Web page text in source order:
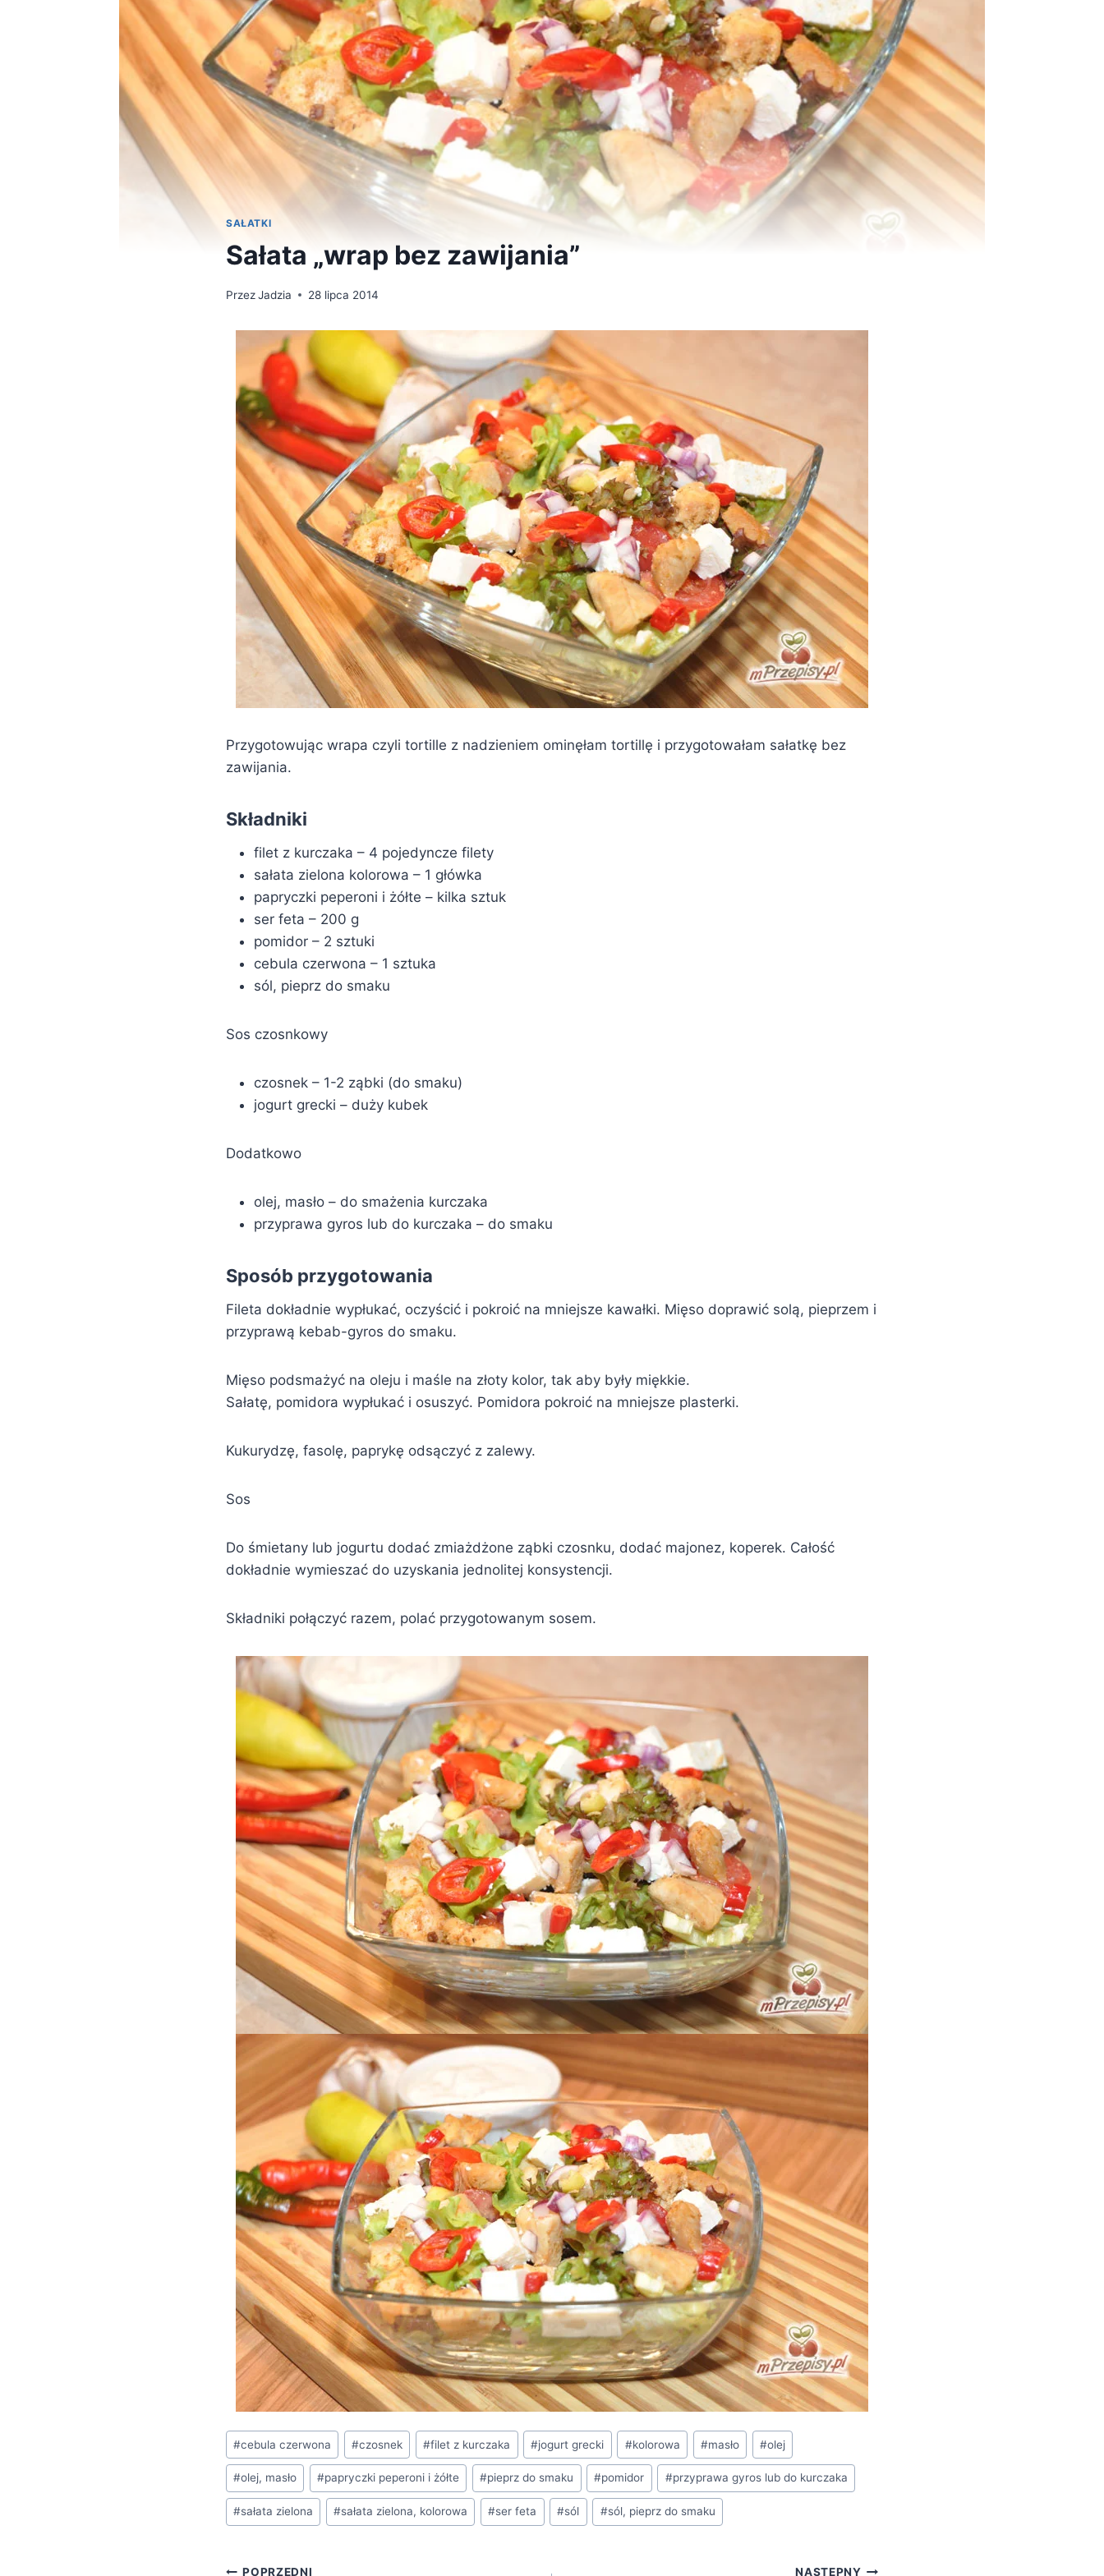
SAŁATKI
Sałata „wrap bez zawijania”
PrzezJadzia 28 lipca 2014
Przygotowując wrapa czyli tortille z nadzieniem ominęłam tortillę i przygotowałam sałatkę bez
zawijania.
Składniki
filet z kurczaka – 4 pojedyncze filety
sałata zielona kolorowa – 1 główka
papryczki peperoni i żółte – kilka sztuk
ser feta – 200 g
pomidor – 2 sztuki
cebula czerwona – 1 sztuka
sól, pieprz do smaku
Sos czosnkowy
czosnek – 1-2 ząbki (do smaku)
jogurt grecki – duży kubek
Dodatkowo
olej, masło – do smażenia kurczaka
przyprawa gyros lub do kurczaka – do smaku
Sposób przygotowania
Fileta dokładnie wypłukać, oczyścić i pokroić na mniejsze kawałki. Mięso doprawić solą, pieprzem i
przyprawą kebab-gyros do smaku.
Mięso podsmażyć na oleju i maśle na złoty kolor, tak aby były miękkie.
Sałatę, pomidora wypłukać i osuszyć. Pomidora pokroić na mniejsze plasterki.
Kukurydzę, fasolę, paprykę odsączyć z zalewy.
Sos
Do śmietany lub jogurtu dodać zmiażdżone ząbki czosnku, dodać majonez, koperek. Całość
dokładnie wymieszać do uzyskania jednolitej konsystencji.
Składniki połączyć razem, polać przygotowanym sosem.
Tagi
wpisu:
#cebula czerwona #czosnek #filet z kurczaka #jogurt grecki #kolorowa #masło #olej
#olej, masło #papryczki peperoni i żółte #pieprz do smaku #pomidor #przyprawa gyros lub do kurczaka
#sałata zielona #sałata zielona, kolorowa #ser feta #sól #sól, pieprz do smaku
POPRZEDNI NASTĘPNY